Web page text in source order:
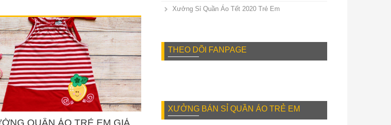
QUẦN ÁO TRẺ EM GIÁ
Xưởng Sỉ Quần Áo Tết 2020 Trẻ Em
THEO DÕI FANPAGE
XƯỞNG BÁN SỈ QUẦN ÁO TRẺ EM